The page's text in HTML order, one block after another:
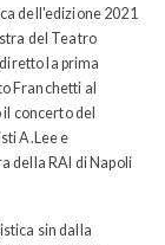
dell'edizione 2021
del Teatro
la prima
Franchetti al
concerto del
A.Lee e
della RAI di Napoli
sin dalla